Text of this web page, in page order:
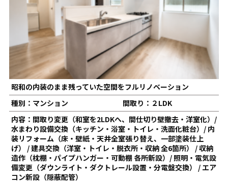
昭和の内装のまま残っていた空間をフルリノベーション
種別：マンション
間取り：２LDK
内容：間取り変更（和室を2LDKへ、間仕切り壁撤去・洋室化）/
水まわり設備交換（キッチン・浴室・トイレ・洗面化粧台）/ 内
装リフォーム（床・壁紙・天井全室張り替え、一部塗装仕上
げ） / 建具交換（洋室・トイレ・脱衣所・収納 全6箇所） / 収納
造作（枕棚・パイプハンガー・可動棚 各所新設）/ 照明・電気設
備変更（ダウンライト・ダクトレール設置・分電盤交換） / エア
コン新設（隠蔽配管）